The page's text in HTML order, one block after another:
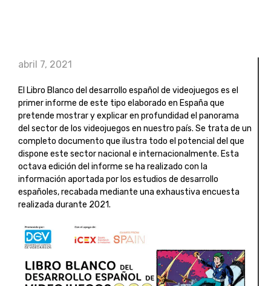
abril 7, 2021
El Libro Blanco del desarrollo español de videojuegos es el
primer informe de este tipo elaborado en España que
pretende mostrar y explicar en profundidad el panorama
del sector de los videojuegos en nuestro país. Se trata de un
completo documento que ilustra todo el potencial del que
dispone este sector nacional e internacionalmente. Esta
octava edición del informe se ha realizado con la
información aportada por los estudios de desarrollo
españoles, recabada mediante una exhaustiva encuesta
realizada durante 2021.